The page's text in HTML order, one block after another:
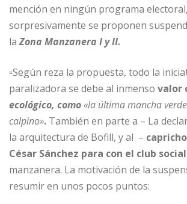
mención en ningún programa electoral,
sorpresivamente se proponen
laZona Manzanera I y II.
▫Según reza la propuesta, todo la
paralizadora se debe al inmenso valor
ecológico, como«la última mancha
calpino». También en parte a – La
la arquitectura de Bofill, y al –
César Sánchez para con el club social
manzanera. La motivación de la
resumir en unos pocos puntos: